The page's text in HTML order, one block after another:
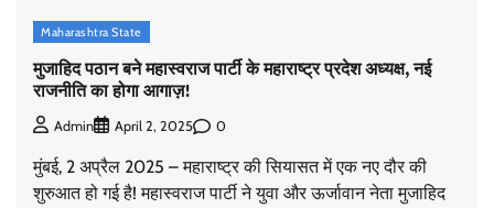
Maharashtra State
मुजाहिद पठान बने महास्वराज पार्टी के महाराष्ट्र प्रदेश अध्यक्ष, नई
राजनीति का होगा आगाज़!
Admin April 2, 2025 0
मुंबई, 2 अप्रैल 2025 – महाराष्ट्र की सियासत में एक नए दौर की
शुरुआत हो गई है! महास्वराज पार्टी ने युवा और ऊर्जावान नेता मुजाहिद